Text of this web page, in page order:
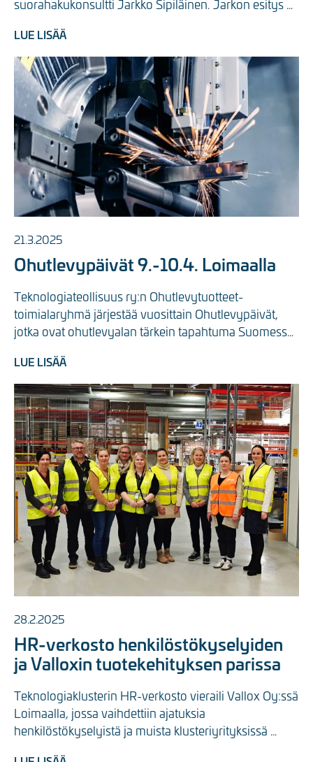
suorahakukonsultti Jarkko Sipiläinen. Jarkon esitys
LUE LISÄÄ
21.3.2025
Ohutlevypäivät 9.-10.4. Loimaalla
Teknologiateollisuus ry:n Ohutlevytuotteet-
toimialaryhmä järjestää vuosittain Ohutlevypäivät,
jotka ovat ohutlevyalan tärkein tapahtuma Suomessa.
LUE LISÄÄ
28.2.2025
HR-verkosto henkilöstökyselyiden
ja Valloxin tuotekehityksen parissa
Teknologiaklusterin HR-verkosto vieraili Vallox Oy:ssä
Loimaalla, jossa vaihdettiin ajatuksia
henkilöstökyselyistä ja muista klusteriyrityksissä